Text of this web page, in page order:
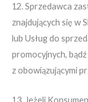
12. Sprzedawca
znajdujących się w
lub Usług do
promocyjnych,
z obowiązującymi
13. Jeżeli